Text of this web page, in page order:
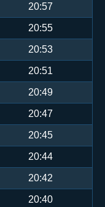
20:57
20:55
20:53
20:51
20:49
20:47
20:45
20:44
20:42
20:40